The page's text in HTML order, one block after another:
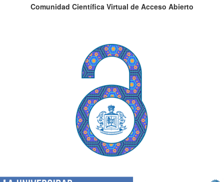
Comunidad Científica Virtual de Acceso Abierto